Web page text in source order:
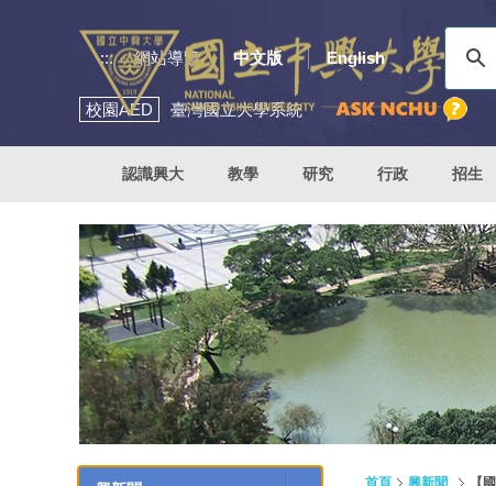
::: 網站導覽 中文版 English
校園AED 臺灣國立大學系統
認識興大 教學 研究 行政 招生
首頁 興新聞 【